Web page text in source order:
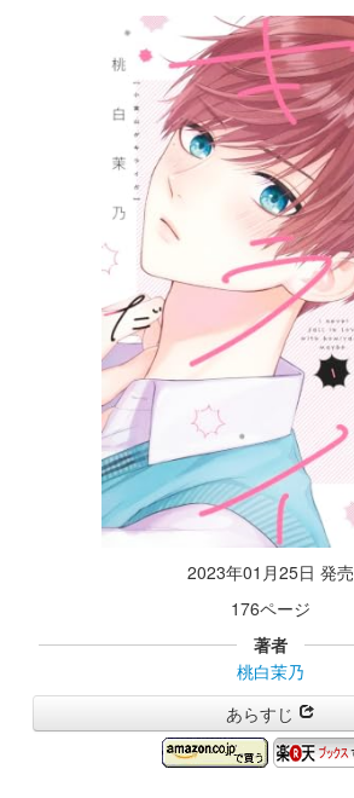
2023年01月25日 発売
176ページ
著者
桃白茉乃
あらすじ